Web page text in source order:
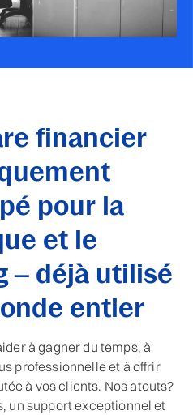
financier
pour la
et le
– déjà utilisé
entier
à gagner du temps, à
professionnelle et à offrir
à vos clients. Nos atouts?
un support exceptionnel et